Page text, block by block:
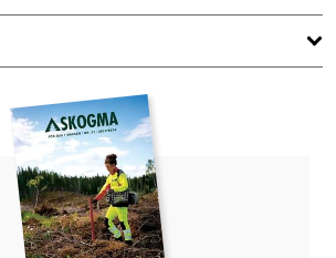
Produkttyp
Varningsjacka
Tillverkning
Made in Poland
Klädstorlek